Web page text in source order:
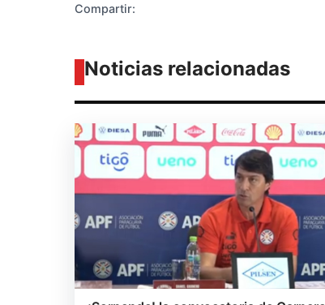
Compartir:
Noticias relacionadas